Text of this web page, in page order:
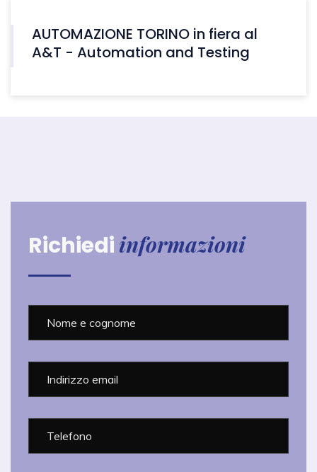
AUTOMAZIONE TORINO in fiera al
A&T - Automation and Testing
Richiedi informazioni